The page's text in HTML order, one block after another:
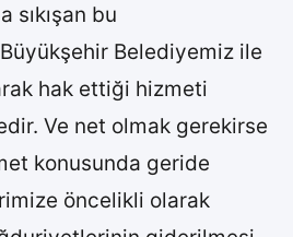
sıkışan bu
Belediyemiz ile
hak ettiği hizmeti
Ve net olmak gerekirse
konusunda geride
öncelikli olarak